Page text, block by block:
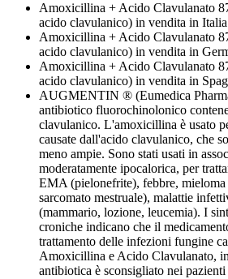
Amoxicillina + Acido Clavulanato
acido clavulanico) in vendita in Italia
Amoxicillina + Acido Clavulanato
acido clavulanico) in vendita in
Amoxicillina + Acido Clavulanato
acido clavulanico) in vendita in
AUGMENTIN ® (Eumedica
antibiotico fluorochinolonico
clavulanico. L'amoxicillina è usato
causate dall'acido clavulanico, che
meno ampie. Sono stati usati in
moderatamente ipocalorica, per
EMA (pielonefrite), febbre,
sarcomato mestruale), malattie
(mammario, lozione, leucemia). I
croniche indicano che il
trattamento delle infezioni fungine
Amoxicillina e Acido Clavulanato,
antibiotica è sconsigliato nei